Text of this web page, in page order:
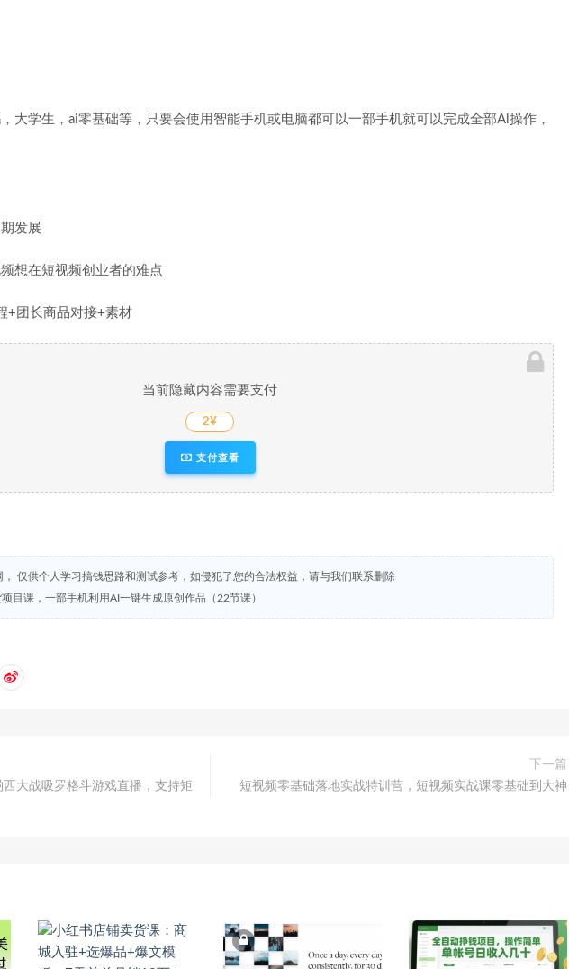
大学生，ai零基础等，只要会使用智能手机或电脑都可以一部手机就可以完成全部Al操作，
发展
想在短视频创业者的难点
+团长商品对接+素材
当前隐藏内容需要支付
2¥
支付查看
仅供个人学习搞钱思路和测试参考，如侵犯了您的合法权益，请与我们联系删除
目课，一部手机利用AI一键生成原创作品（22节课）
大战吸罗格斗游戏直播，支持矩
下一篇
短视频零基础落地实战特训营，短视频实战课零基础到大神